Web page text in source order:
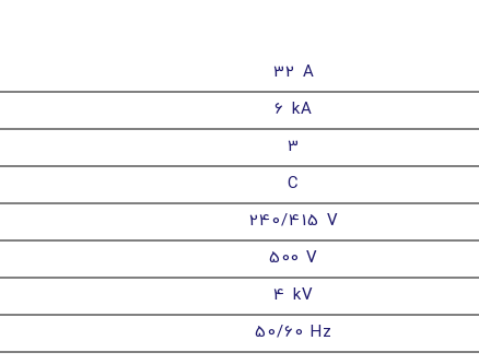
32 A
6 kA
3
C
240/415 V
500 V
4 kV
50/60 Hz